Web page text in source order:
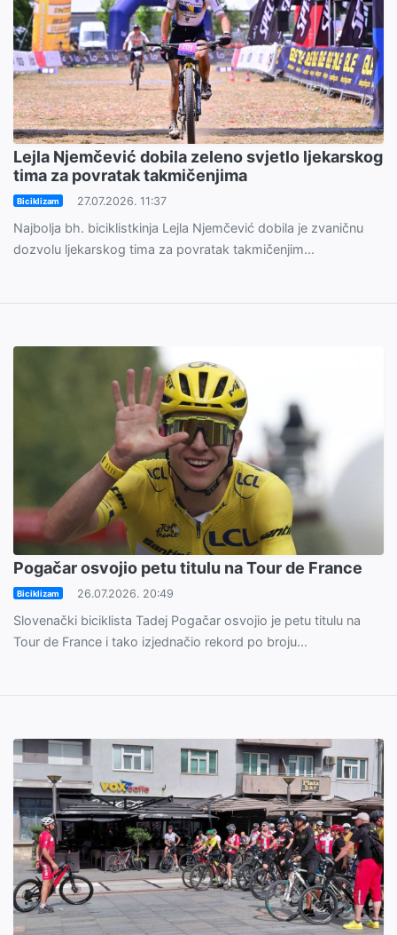
Lejla Njemčević dobila zeleno svjetlo ljekarskog
tima za povratak takmičenjima
Biciklizam 27.07.2026. 11:37
Najbolja bh. biciklistkinja Lejla Njemčević dobila je zvaničnu
dozvolu ljekarskog tima za povratak takmičenjim...
Pogačar osvojio petu titulu na Tour de France
Biciklizam 26.07.2026. 20:49
Slovenački biciklista Tadej Pogačar osvojio je petu titulu na
Tour de France i tako izjednačio rekord po broju...